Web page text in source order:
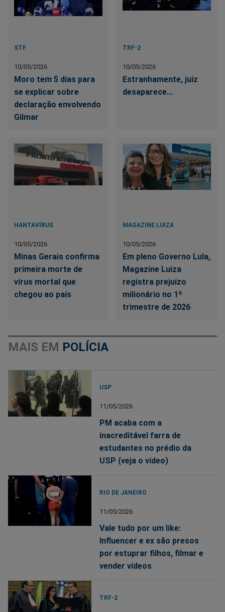
STF
10/05/2026
Moro tem 5 dias para
se explicar sobre
declaração envolvendo
Gilmar
TRF-2
10/05/2026
Estranhamente, juiz
desaparece...
HANTAVÍRUS
10/05/2026
Minas Gerais confirma
primeira morte de
vírus mortal que
chegou ao país
MAGAZINE LUIZA
10/05/2026
Em pleno Governo Lula,
Magazine Luiza
registra prejuízo
milionário no 1º
trimestre de 2026
MAIS EM POLÍCIA
USP
11/05/2026
PM acaba com a
inacreditável farra de
estudantes no prédio da
USP (veja o vídeo)
RIO DE JANEIRO
11/05/2026
Vale tudo por um like:
Influencer e ex são presos
por estuprar filhos, filmar e
vender vídeos
TRF-2